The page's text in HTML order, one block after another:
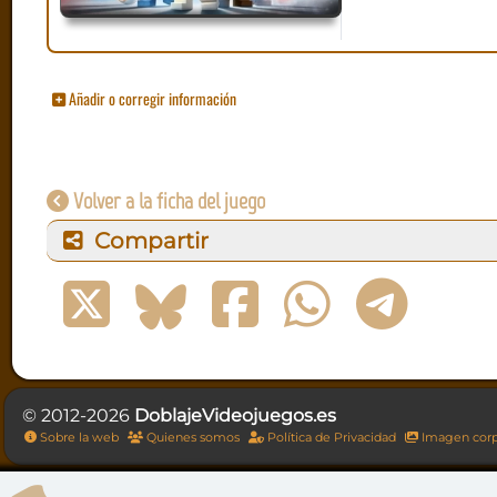
Añadir o corregir información
Volver a la ficha del juego
Compartir
© 2012-2026 DoblajeVideojuegos.es
Sobre la web Quienes somos Política de Privacidad Imagen